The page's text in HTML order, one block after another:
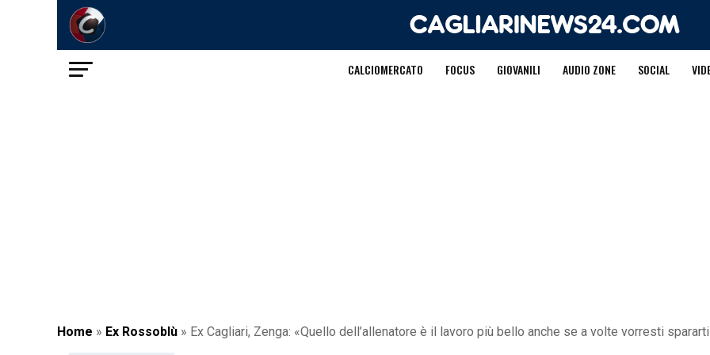
CALCIOMERCATO FOCUS GIOVANILI AUDIO ZONE SOCIAL
Home » Ex Rossoblù » Ex Cagliari, Zenga: «Quello dell’allenatore è il lavoro più bello anche se a volte vorresti